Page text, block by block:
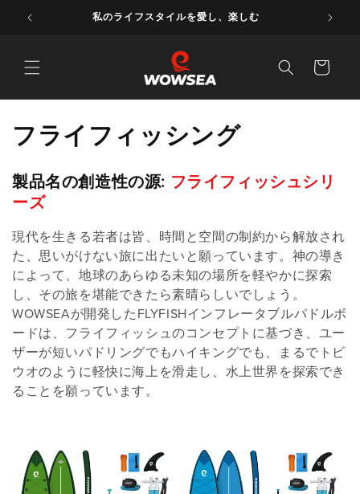
ンツに
スキッ
私のライフスタイルを愛し、楽しむ
ー
コ
レ
ク
シ
ョ
ン
：
フライフィッシング
製品名の創造性の源: フライフィッシュシリ
ーズ
現代を生きる若者は皆、時間と空間の制約から解放され
た、思いがけない旅に出たいと願っています。神の導き
によって、地球のあらゆる未知の場所を軽やかに探索
し、その旅を堪能できたら素晴らしいでしょう。
WOWSEAが開発したFLYFISHインフレータブルパドルボ
ードは、フライフィッシュのコンセプトに基づき、ユー
ザーが短いパドリングでもハイキングでも、まるでトビ
ウオのように軽快に海上を滑走し、水上世界を探索でき
ることを願っています。